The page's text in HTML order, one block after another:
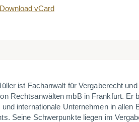
Download vCard
ist Fachanwalt für Vergaberecht
Rechtsanwälten mbB in Frankfurt. Er
internationale Unternehmen in allen
Seine Schwerpunkte liegen im